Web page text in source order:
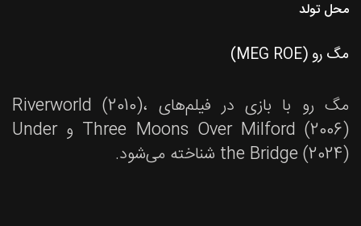
محل تولد
مگ رو (MEG ROE)
مگ رو با بازی در فیلم‌های Riverworld (2010)،
Three Moons Over Milford (2006) و Under
the Bridge (2024) شناخته می‌شود.